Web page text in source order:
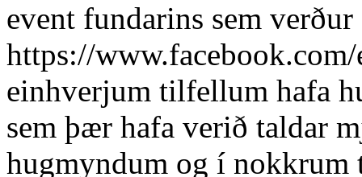
event fundarins sem
https://
einhverjum tilfellum hafa
sem þær hafa verið taldar
hugmyndum og í